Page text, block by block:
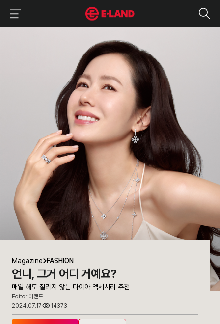
매일 해도 질리지 않는 다이아 액세서리 추천
매거진 상세보기
Magazine FASHION
언니, 그거 어디 거예요?
매일 해도 질리지 않는 다이아 액세서리 추천
Editor 이랜드
2024.07.17
14373